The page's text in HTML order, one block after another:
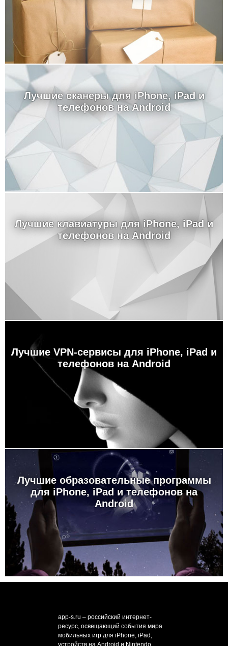
Лучшие сканеры для iPhone, iPad и
телефонов на Android
Лучшие клавиатуры для iPhone, iPad и
телефонов на Android
Лучшие VPN-сервисы для iPhone, iPad и
телефонов на Android
Лучшие образовательные программы
для iPhone, iPad и телефонов на
Android
app-s.ru – российский интернет-
ресурс, освещающий события мира
мобильных игр для iPhone, iPad,
устройств на Android и Nintendo.